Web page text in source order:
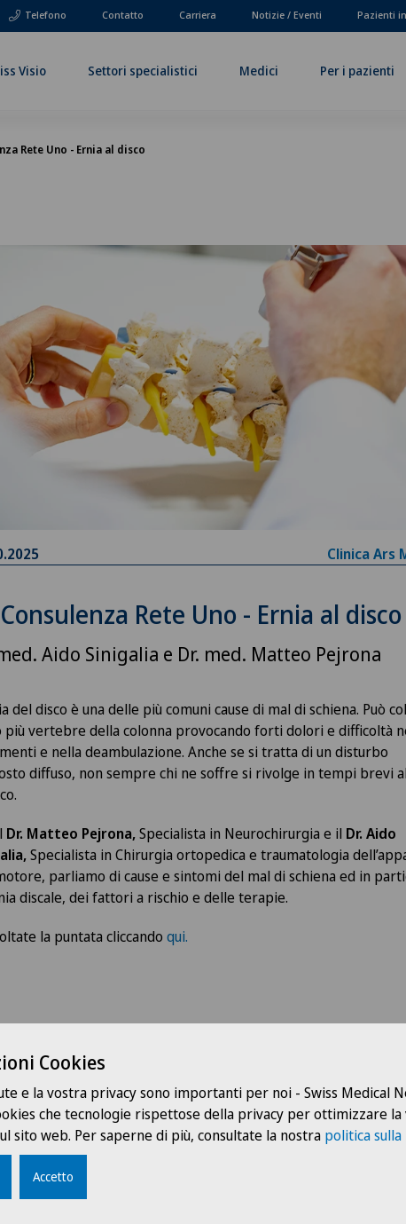
Telefono Contatto Carriera Notizie / Eventi Pazienti
Visio Settori specialistici Medici Per i pazienti
Rete Uno - Ernia al disco
Clinica Ars
Rete Uno - Ernia al disco
Aido Sinigalia e Dr. med. Matteo Pejrona
del disco è una delle più comuni cause di mal di schiena. Può
più vertebre della colonna provocando forti dolori e difficoltà
e nella deambulazione. Anche se si tratta di un disturbo
diffuso, non sempre chi ne soffre si rivolge in tempi brevi al
Dr. Matteo Pejrona,Specialista in Neurochirurgia e il Dr. Aido
Specialista in Chirurgia ortopedica e traumatologia
parliamo di cause e sintomi del mal di schiena ed in
discale, dei fattori a rischio e delle terapie.
la puntata cliccando qui.
I nostri relatori
Cookies
e la vostra privacy sono importanti per noi - Swiss Medical
che tecnologie rispettose della privacy per ottimizzare la
sito web. Per saperne di più, consultate la nostra politica
Accetto